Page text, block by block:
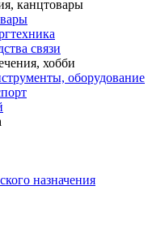
канцтовары
связи
хобби
оборудование
назначения